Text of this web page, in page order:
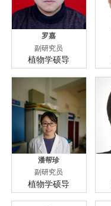
罗嘉
副研究员
植物学硕导
潘帮珍
副研究员
植物学硕导